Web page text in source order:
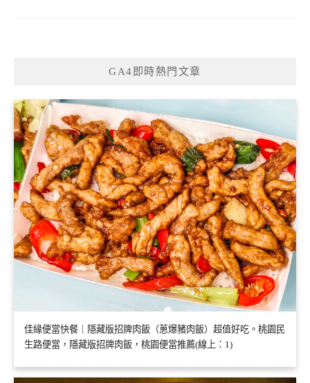
GA4即時熱門文章
佳緣便當快餐｜隱藏版招牌肉飯（蔥爆豬肉飯）超值好吃。桃園民
生路便當，隱藏版招牌肉飯，桃園便當推薦(線上：1)